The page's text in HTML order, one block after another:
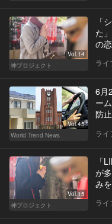
Vol.14
神プロジェクト
「
た
の
ライ
Vol.45
World Trend News
6月
ー
防
ライ
Vol.15
神プロジェクト
「
が
み
ライ